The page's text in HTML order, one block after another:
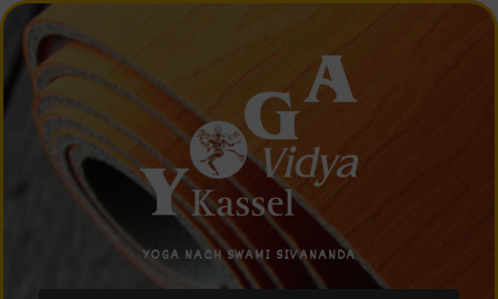
YOGA NACH SWAMI SIVANANDA